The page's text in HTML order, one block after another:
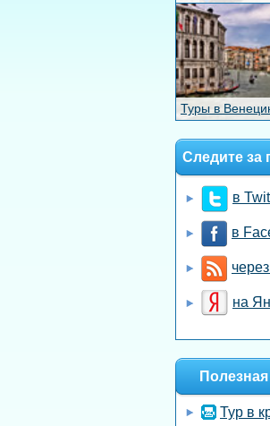
Туры в
Следите за
в
в
на
Тур в